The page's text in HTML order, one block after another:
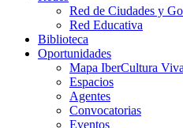
Red de Ciudades y
Red Educativa
Biblioteca
Oportunidades
Mapa IberCultura Viva
Espacios
Agentes
Convocatorias
Eventos